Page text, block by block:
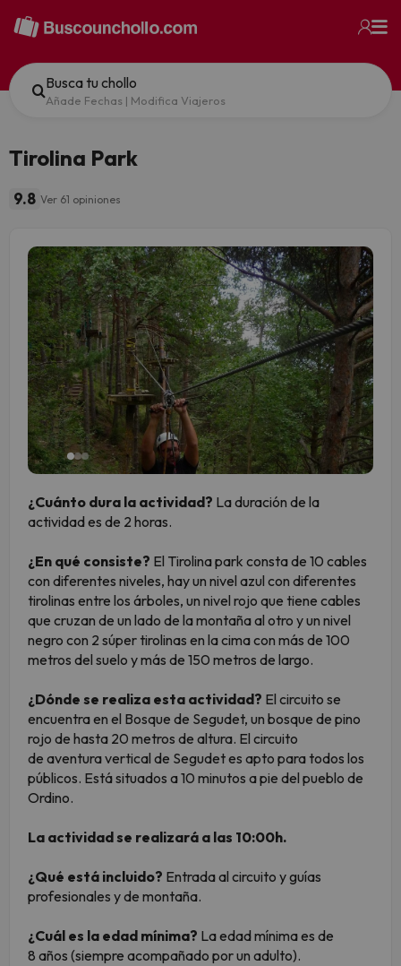
Busca tu chollo
Añade Fechas | Modifica Viajeros
Tirolina Park
9.8 Ver 61 opiniones
¿Cuánto dura la actividad? La duración de la
actividad es de 2 horas.
¿En qué consiste? El Tirolina park consta de 10 cables
con diferentes niveles, hay un nivel azul con diferentes
tirolinas entre los árboles, un nivel rojo que tiene cables
que cruzan de un lado de la montaña al otro y un nivel
negro con 2 súper tirolinas en la cima con más de 100
metros del suelo y más de 150 metros de largo.
¿Dónde se realiza esta actividad? El circuito se
encuentra en el Bosque de Segudet, un bosque de pino
rojo de hasta 20 metros de altura. El circuito
de aventura vertical de Segudet es apto para todos los
públicos. Está situados a 10 minutos a pie del pueblo de
Ordino.
La actividad se realizará a las 10:00h.
¿Qué está incluido? Entrada al circuito y guías
profesionales y de montaña.
¿Cuál es la edad mínima? La edad mínima es de
8 años (siempre acompañado por un adulto).